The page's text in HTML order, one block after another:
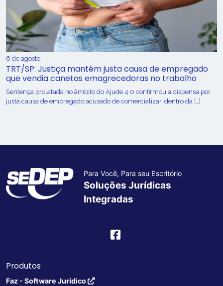
6 de agosto
TRT/SP: Justiça mantém justa causa de empregado
que vendia canetas emagrecedoras no trabalho
Sentença prolatada no âmbito do Ajude 4.0 confirmou a dispensa por
justa causa de empregado acusado de comercializar, dentro da […]
Para Você, Para seu Escritório
Soluções Jurídicas
Integradas
Produtos
Faz - Software Jurídico